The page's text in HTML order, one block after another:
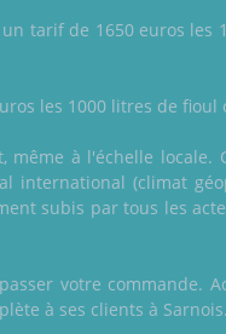
tarif de 1650 euros les
les 1000 litres de fioul
à l'échelle locale.
international (climat
subis par tous les
votre commande.
à ses clients à Sarnois.